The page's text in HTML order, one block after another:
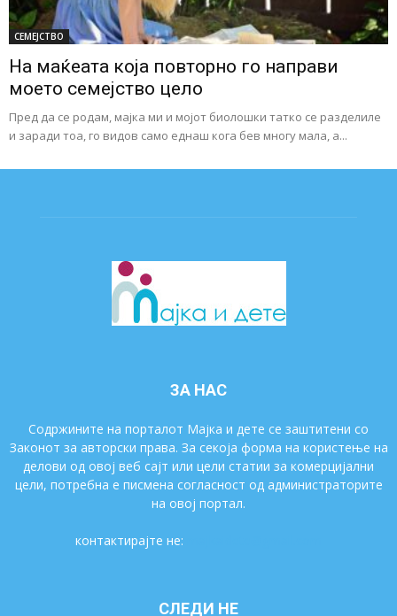
СЕМЕЈСТВО
На маќеата која повторно го направи
моето семејство цело
Пред да се родам, мајка ми и мојот биолошки татко се разделиле
и заради тоа, го видов само еднаш кога бев многу мала, а...
ЗА НАС
Содржините на порталот Мајка и дете се заштитени со
Законот за авторски права. За секоја форма на користење на
делови од овој веб сајт или цели статии за комерцијални
цели, потребна е писмена согласност од администраторите
на овој портал.
контактирајте не:
СЛЕДИ НЕ